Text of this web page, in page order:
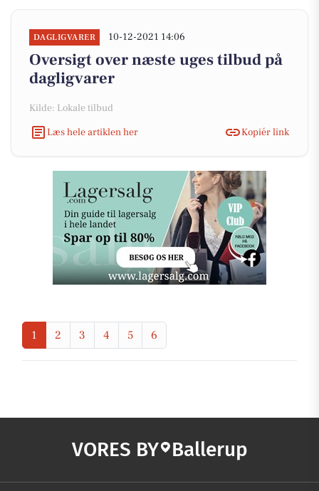
DAGLIGVARER 10-12-2021 14:06
Oversigt over næste uges tilbud på
dagligvarer
Kilde: Lokale tilbud
Læs hele artiklen her
Kopiér link
1 2 3 4 5 6
VORES BY Ballerup